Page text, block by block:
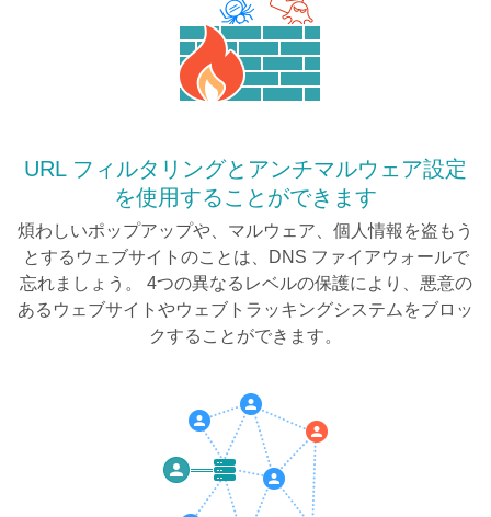
URL フィルタリングとアンチマルウェア設定
を使用することができます
煩わしいポップアップや、マルウェア、個人情報を盗もう
とするウェブサイトのことは、DNS ファイアウォールで
忘れましょう。 4つの異なるレベルの保護により、悪意の
あるウェブサイトやウェブトラッキングシステムをブロッ
クすることができます。